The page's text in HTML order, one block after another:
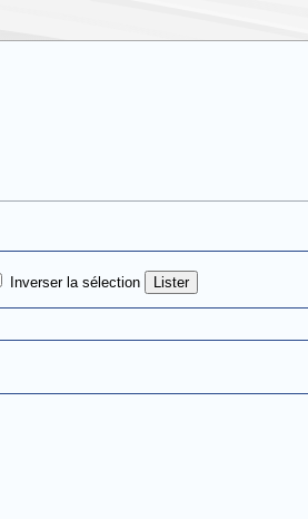
Inverser la sélection